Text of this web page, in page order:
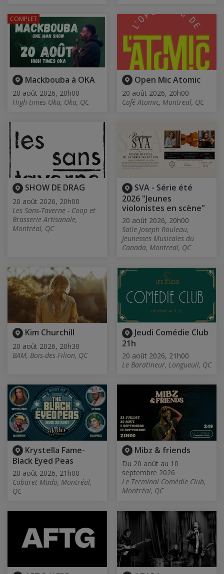
Mackbouba à OKA
20 août 2026, 20h00
High times Oka, Oka, QC
COMPLET
Open Mic Atomic
20 août 2026, 20h00
Café Atomic, Montreal, QC
SHOW DE DRAG
20 août 2026, 20h00
Les Sans-Taverne - Coop et
Brasserie Artisanale,
Montréal, QC
SVA - Série été
2026 "Jeunes
violonistes en scène"
20 août 2026, 20h00
Salle Joseph Rouleau,
Jeunesses Musicales du
Canada, Montreal, QC
Kim Churchill
20 août 2026, 20h30
BAM, Bois-des-Filion, QC
Jeudi Comédie Club
21h
20 août 2026, 21h00
Le Baratineur, Longueuil, QC
Krystella Fame-
Black Eyed Peas
20 août 2026, 21h00
Cabaret Mado, Montréal,
QC
Mibz & friends
Du 20 août au 10
septembre 2026
Le Terminal Comédie Club,
Montréal, QC